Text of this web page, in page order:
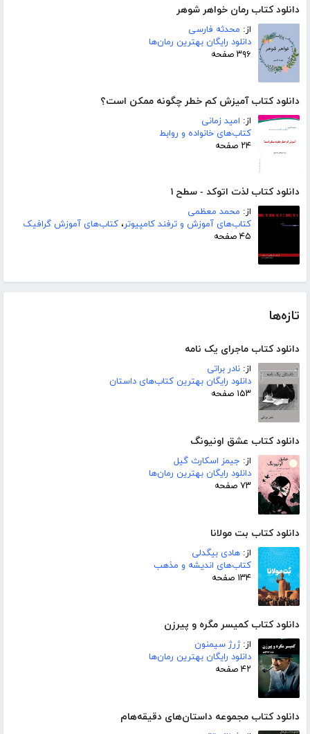
دانلود کتاب رمان خواهر شوهر
از: محدثه فارسی
دانلود رایگان بهترین رمان‌ها
۳۹۶ صفحه
دانلود کتاب آمیزش کم خطر چگونه ممکن است؟
از: امید زمانی
کتاب‌های خانواده و روابط
۲۴ صفحه
دانلود کتاب لذت اتوکد - سطح ۱
از: محمد معظمی
کتاب‌های آموزش و ترفند کامپیوتر، کتاب‌های آموزش گرافیک
۴۵ صفحه
تازه‌ها
دانلود کتاب ماجرای یک نامه
از: نادر براتی
دانلود رایگان بهترین کتاب‌های داستان
۱۵۳ صفحه
دانلود کتاب عشق اونیونگ
از: جیمز اسکارث گیل
دانلود رایگان بهترین رمان‌ها
۷۳ صفحه
دانلود کتاب بت مولانا
از: هادی بیگدلی
کتاب‌های اندیشه و مذهب
۱۳۴ صفحه
دانلود کتاب کمیسر مگره و پیرزن
از:ژرژ سیمنون
دانلود رایگان بهترین رمان‌ها
۴۲ صفحه
دانلود کتاب مجموعه داستان‌های دقیقه‌هام